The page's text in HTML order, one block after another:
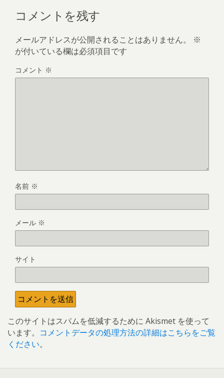
コメントを残す
メールアドレスが公開されることはありません。
※
が付いている欄は必須項目です
コメント ※
名前 ※
メール ※
サイト
このサイトはスパムを低減するために Akismet を使って
います。 コメントデータの処理方法の詳細はこちらをご覧
ください。